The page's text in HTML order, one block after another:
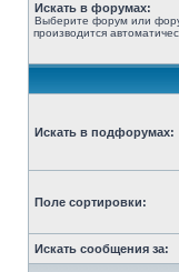
Искать в форумах:
Выберите форум или
производится
Искать в подфорумах:
Поле сортировки:
Искать сообщения за: